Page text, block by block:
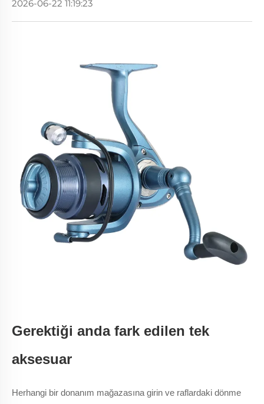
2026-06-22 11:19:23
Gerektiği anda fark edilen tek
aksesuar
Herhangi bir donanım mağazasına girin ve raflardaki dönme